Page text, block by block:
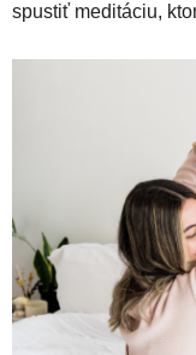
spustiť meditáciu,